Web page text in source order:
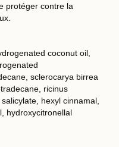
protéger contre la
coconut oil,
sclerocarya birrea
ricinus
hexyl cinnamal,
hydroxycitronellal